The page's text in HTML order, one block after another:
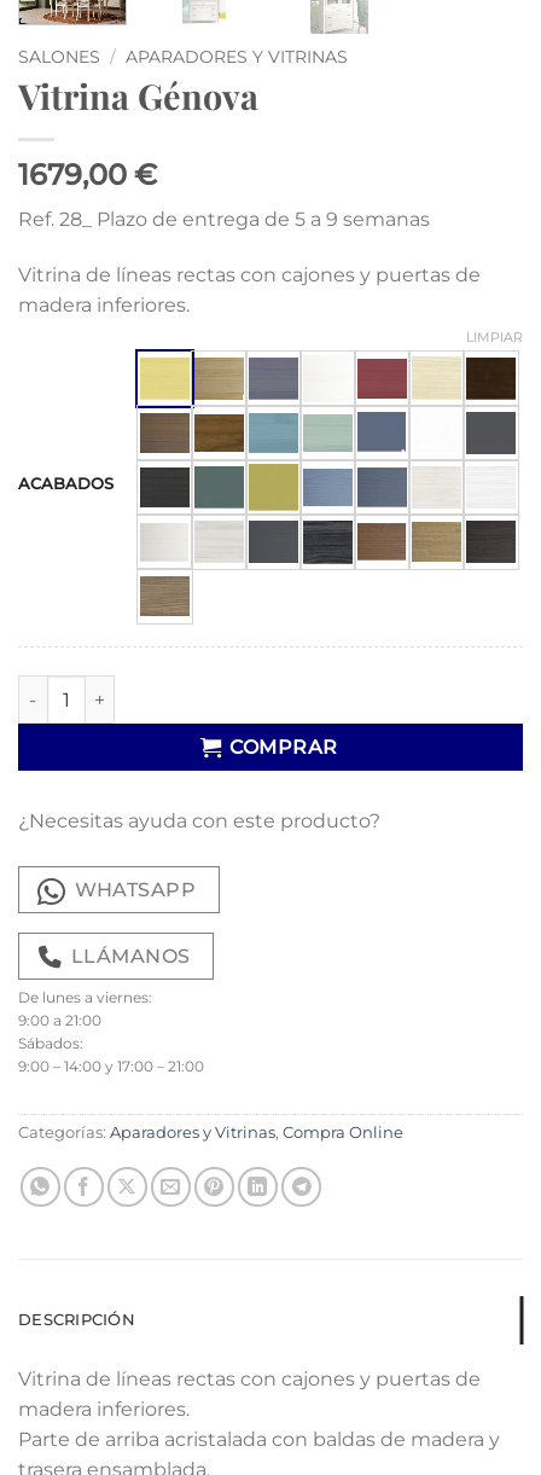
SALONES / APARADORES Y VITRINAS
Vitrina Génova
1679,00 €
Ref. 28_ Plazo de entrega de 5 a 9 semanas
Vitrina de líneas rectas con cajones y puertas de
madera inferiores.
ACABADOS
LIMPIAR
Vitrina Génova cantidad
COMPRAR
¿Necesitas ayuda con este producto?
WHATSAPP
LLÁMANOS
De lunes a viernes:
9:00 a 21:00
Sábados:
9:00 – 14:00 y 17:00 – 21:00
Categorías: Aparadores y Vitrinas, Compra Online
DESCRIPCIÓN
Vitrina de líneas rectas con cajones y puertas de
madera inferiores.
Parte de arriba acristalada con baldas de madera y
trasera ensamblada.